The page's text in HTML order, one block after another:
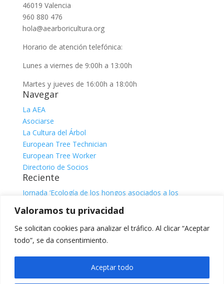
Valoramos tu privacidad
Se solicitan cookies para analizar el tráfico. Al clicar “Aceptar
todo”, se da consentimiento.
Aceptar todo
46019 Valencia
960 880 476
hola@aearboricultura.org
Horario de atención telefónica:
Lunes a viernes de 9:00h a 13:00h
Martes y jueves de 16:00h a 18:00h
Navegar
La AEA
Asociarse
La Cultura del Árbol
European Tree Technician
European Tree Worker
Directorio de Socios
Reciente
Jornada ‘Ecología de los hongos asociados a los
Jornada ‘El sistema radicular. Comprender, observar e
interpretar para una gestión responsable del árbol’, con
Claire Atger julio 31, 2026
Facebook